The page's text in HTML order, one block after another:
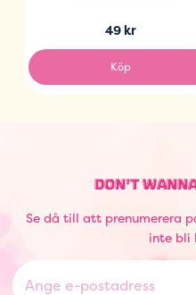
49 kr
Köp
DON'T
Se då till att prenumerera
inte bli